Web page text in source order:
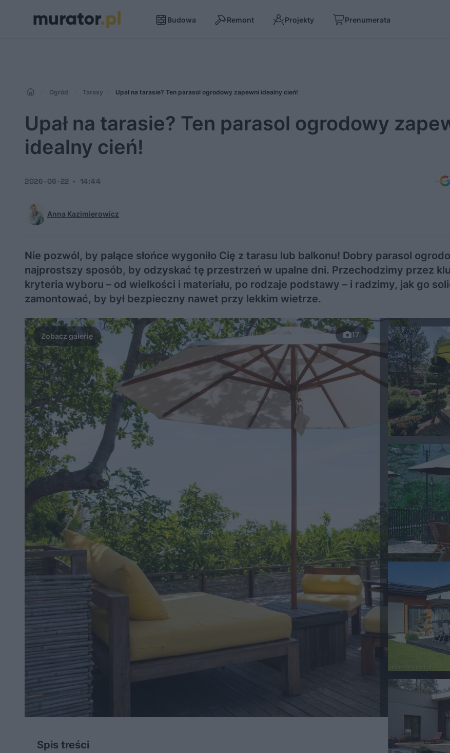
Budowa Remont Projekty Prenumerata
Ogród Tarasy Upał na tarasie? Ten parasol ogrodowy zapewni idealny cień!
Upał na tarasie? Ten parasol ogrodowy
idealny cień!
Anna Kazimierowicz
2026-06-22 14:44
Nie pozwól, by palące słońce wygoniło Cię z tarasu lub balkonu! Dobry parasol
najprostszy sposób, by odzyskać tę przestrzeń w upalne dni. Przechodzimy przez
kryteria wyboru – od wielkości i materiału, po rodzaje podstawy – i radzimy, jak go
zamontować, by był bezpieczny nawet przy lekkim wietrze.
17
Spis treści